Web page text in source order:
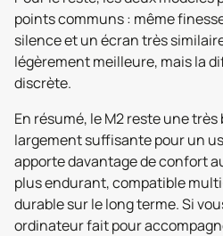
points communs : même
silence et un écran très
légèrement meilleure, mais la
discrète.
En résumé, le M2 reste une
largement suffisante pour un
apporte davantage de confort
plus endurant, compatible
durable sur le long terme. Si
ordinateur fait pour